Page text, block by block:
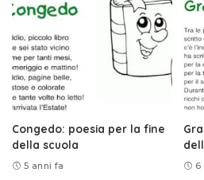
Congedo: poesia per la fine
della scuola
5 anni fa 6